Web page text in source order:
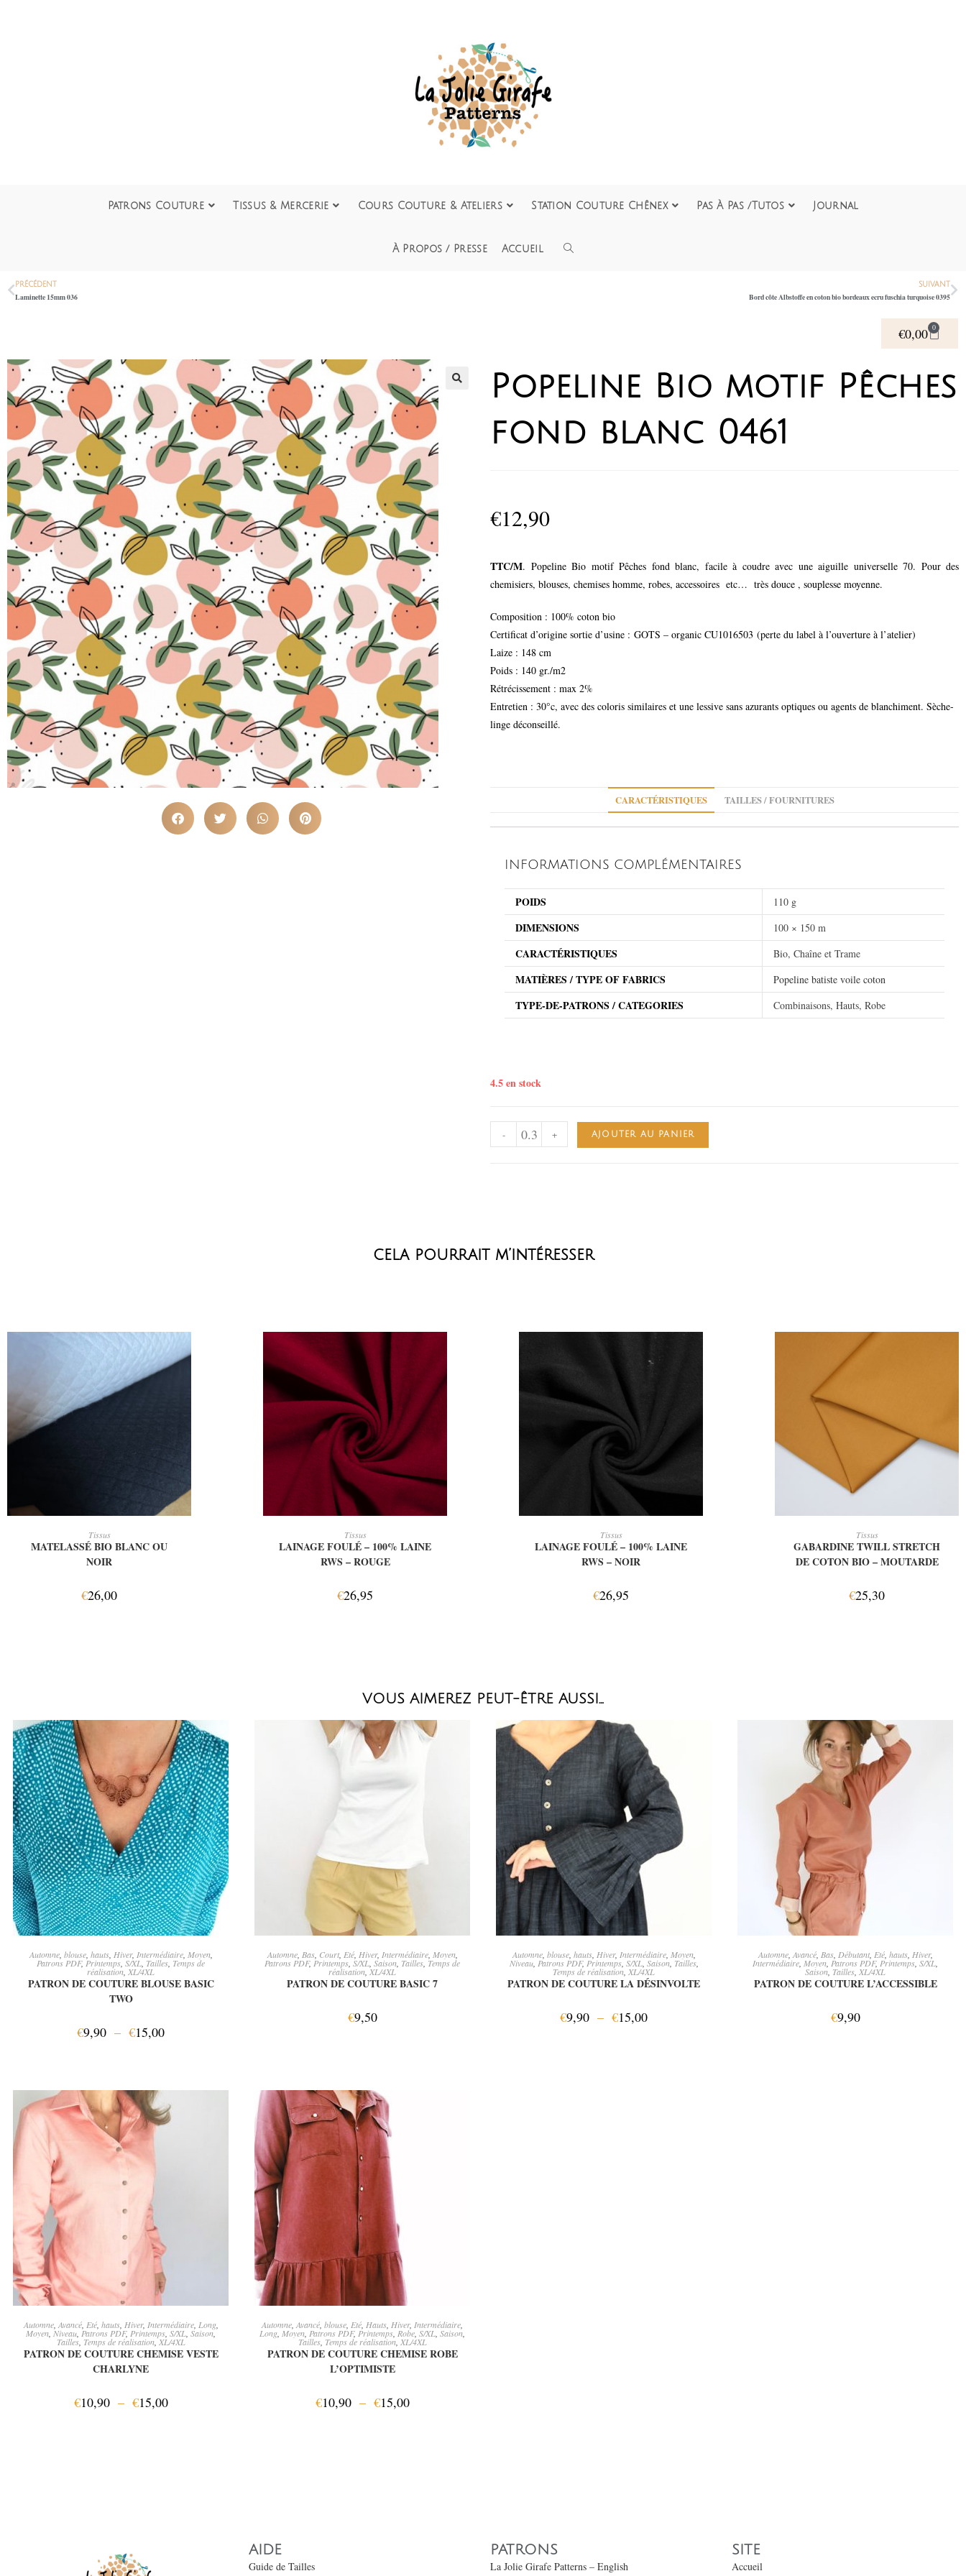
Patrons Couture Tissus & Mercerie Cours Couture & Ateliers Station Couture Chênex Pas À Pas /Tutos Journal
À Propos / Presse Accueil
PRÉCÉDENT
Laminette 15mm 036
SUIVANT
Bord côte Albstoffe en coton bio bordeaux ecru fuschia turquoise 0395
€0,00 0
Popeline Bio motif Pêches
fond blanc 0461
€12,90
TTC/M. Popeline Bio motif Pêches fond blanc, facile à coudre avec une aiguille universelle 70. Pour des
chemisiers, blouses, chemises homme, robes, accessoires etc… très douce , souplesse moyenne.
Composition : 100% coton bio
Certificat d’origine sortie d’usine : GOTS – organic CU1016503 (perte du label à l’ouverture à l’atelier)
Laize : 148 cm
Poids : 140 gr./m2
Rétrécissement : max 2%
Entretien : 30°c, avec des coloris similaires et une lessive sans azurants optiques ou agents de blanchiment. Sèche-
linge déconseillé.
CARACTÉRISTIQUES TAILLES / FOURNITURES
INFORMATIONS COMPLÉMENTAIRES
POIDS 110 g
DIMENSIONS 100 × 150 m
CARACTÉRISTIQUES Bio, Chaîne et Trame
MATIÈRES / TYPE OF FABRICS Popeline batiste voile coton
TYPE-DE-PATRONS / CATEGORIES Combinaisons, Hauts, Robe
4.5 en stock
- + AJOUTER AU PANIER
cela pourrait m’intéresser
Tissus
MATELASSÉ BIO BLANC OU
NOIR
€26,00
Tissus
LAINAGE FOULÉ – 100% LAINE
RWS – ROUGE
€26,95
Tissus
LAINAGE FOULÉ – 100% LAINE
RWS – NOIR
€26,95
Tissus
GABARDINE TWILL STRETCH
DE COTON BIO – MOUTARDE
€25,30
VOUS AIMEREZ PEUT-ÊTRE AUSSI…
CHOIX DES OPTIONS
Automne, blouse, hauts, Hiver, Intermédiaire, Moyen,
Patrons PDF, Printemps S/XL Tailles Temps de
réalisation XL/4XL
PATRON DE COUTURE BLOUSE BASIC
TWO
€9,90 – €15,00
AJOUTER AU PANIER
Automne, Bas, Court, Eté, Hiver, Intermédiaire, Moyen,
Patrons PDF, Printemps S/XL Saison Tailles Temps de
réalisation XL/4XL
PATRON DE COUTURE BASIC 7
€9,50
CHOIX DES OPTIONS
Automne, blouse, hauts, Hiver, Intermédiaire, Moyen,
Niveau, Patrons PDF, Printemps, S/XL, Saison, Tailles,
Temps de réalisation XL/4XL
PATRON DE COUTURE LA DÉSINVOLTE
€9,90 – €15,00
AJOUTER AU PANIER
Automne, Avancé, Bas, Débutant, Eté, hauts, Hiver,
Intermédiaire Moyen Patrons PDF, Printemps S/XL
Saison Tailles XL/4XL
PATRON DE COUTURE L’ACCESSIBLE
€9,90
CHOIX DES OPTIONS
Automne, Avancé, Eté, hauts, Hiver, Intermédiaire, Long,
Moyen Niveau Patrons PDF, Printemps S/XL Saison,
Tailles, Temps de réalisation,XL/4XL
PATRON DE COUTURE CHEMISE VESTE
CHARLYNE
€10,90 – €15,00
CHOIX DES OPTIONS
Automne Avancé blouse Eté Hauts Hiver, Intermédiaire
Long Moyen Patrons PDF, Printemps Robe S/XL Saison
Tailles, Temps de réalisation, XL/4XL
PATRON DE COUTURE CHEMISE ROBE
L’OPTIMISTE
€10,90 – €15,00
AIDE
Guide de Tailles
PATRONS
La Jolie Girafe Patterns – English
SITE
Accueil